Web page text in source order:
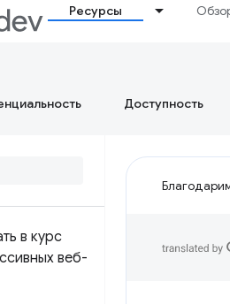
Ресурсы
Доступность
в курс
веб-